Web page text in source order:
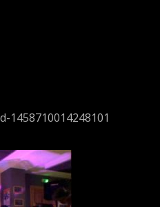
1458710014248101